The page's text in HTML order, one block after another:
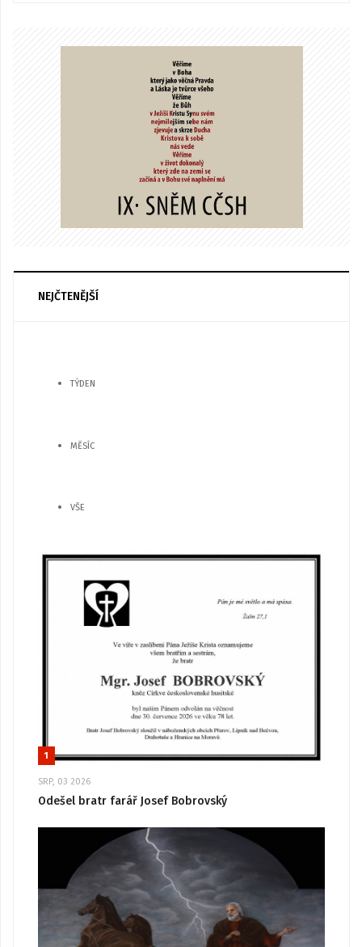
NEJČTENĚJŠÍ
TÝDEN
MĚSÍC
VŠE
1
SRP, 03 2026
Odešel bratr farář Josef Bobrovský